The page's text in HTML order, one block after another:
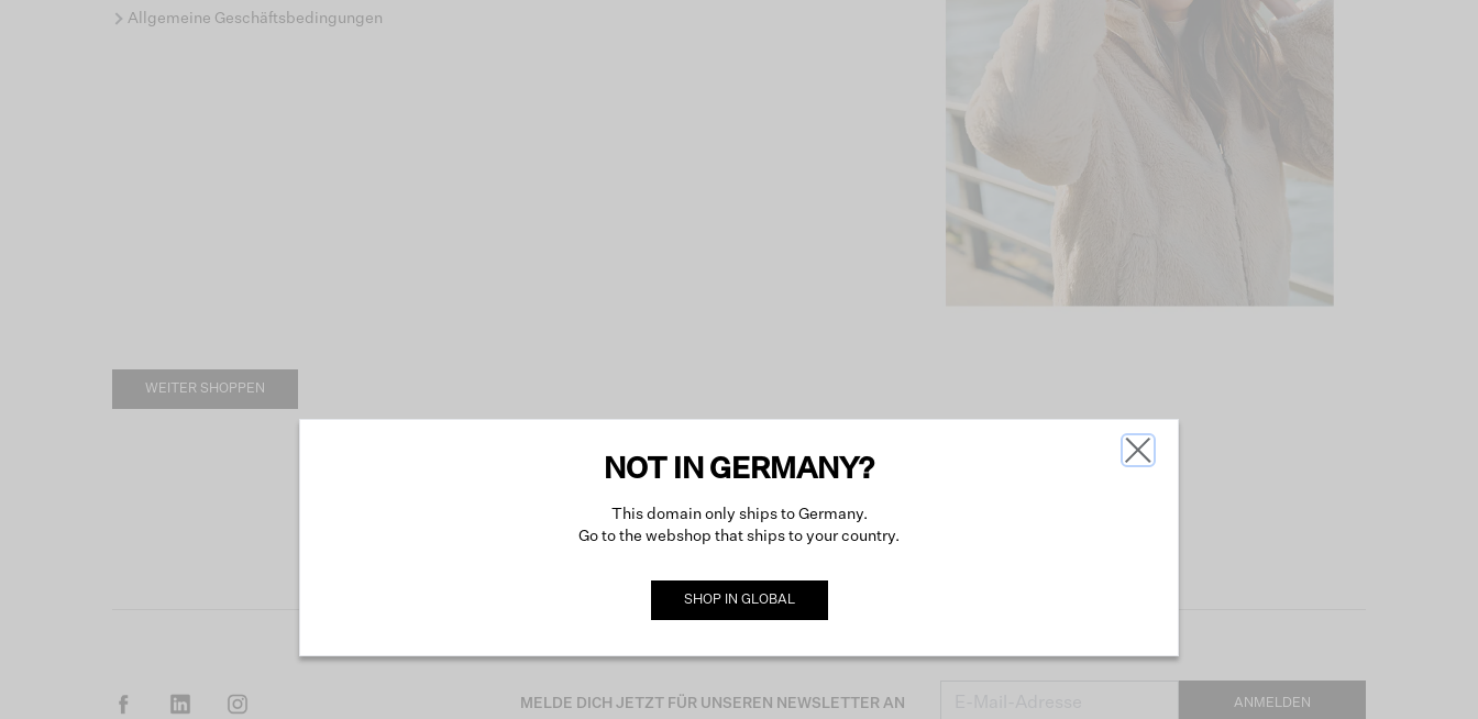
Allgemeine Geschäftsbedingungen
WEITER SHOPPEN
MELDE DICH JETZT FÜR UNSEREN NEWSLETTER AN ANMELDEN
NOT IN GERMANY?
This domain only ships to Germany.
Go to the webshop that ships to your country.
SHOP IN GLOBAL